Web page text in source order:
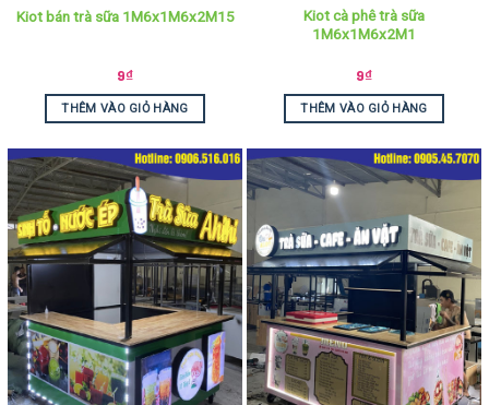
Kiot bán trà sữa 1M6x1M6x2M15
9₫
THÊM VÀO GIỎ HÀNG
Kiot cà phê trà sữa
1M6x1M6x2M1
9₫
THÊM VÀO GIỎ HÀNG